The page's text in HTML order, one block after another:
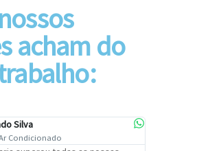
acham do
Silva
Condicionado